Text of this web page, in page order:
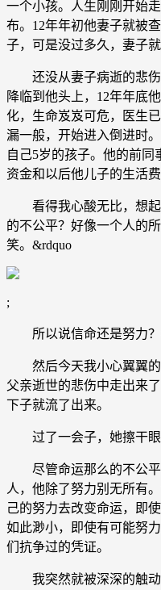
一个小孩。人生刚刚开始
布。12年年初他妻子就被
子，可是没过多久，妻子
还没从妻子病逝的悲伤
降临到他头上，12年年底
化，生命岌岌可危，医生
漏一般，开始进入倒进时
自己5岁的孩子。他的前
资金和以后他儿子的生活费
看得我心酸无比，想起
的不公平？好像一个人的
笑。&rdquo
;
所以说信命还是努力？
然后今天我小心翼翼的
父亲逝世的悲伤中走出来
下子就流了出来。
过了一会子，她擦干眼
尽管命运那么的不公平
人，他除了努力别无所有
己的努力去改变命运，即
如此渺小，即使有可能努
们抗争过的凭证。
我突然就被深深的触动